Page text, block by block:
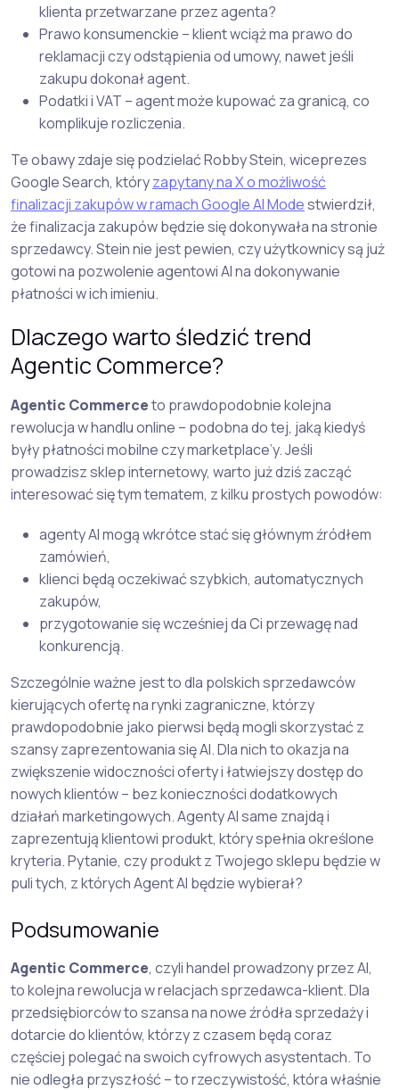
klienta przetwarzane przez agenta?
Prawo konsumenckie – klient wciąż ma prawo do
reklamacji czy odstąpienia od umowy, nawet jeśli
zakupu dokonał agent.
Podatki i VAT – agent może kupować za granicą, co
komplikuje rozliczenia.
Te obawy zdaje się podzielać Robby Stein, wiceprezes
Google Search, któryzapytany na X o możliwość
finalizacji zakupów w ramach Google AI Modestwierdził,
że finalizacja zakupów będzie się dokonywała na stronie
sprzedawcy. Stein nie jest pewien, czy użytkownicy są już
gotowi na pozwolenie agentowi AI na dokonywanie
płatności w ich imieniu.
Dlaczego warto śledzić trend
Agentic Commerce?
Agentic Commerceto prawdopodobnie kolejna
rewolucja w handlu online – podobna do tej, jaką kiedyś
były płatności mobilne czy marketplace’y. Jeśli
prowadzisz sklep internetowy, warto już dziś zacząć
interesować się tym tematem, z kilku prostych powodów:
agenty AI mogą wkrótce stać się głównym źródłem
zamówień,
klienci będą oczekiwać szybkich, automatycznych
zakupów,
przygotowanie się wcześniej da Ci przewagę nad
konkurencją.
Szczególnie ważne jest to dla polskich sprzedawców
kierujących ofertę na rynki zagraniczne, którzy
prawdopodobnie jako pierwsi będą mogli skorzystać z
szansy zaprezentowania się AI. Dla nich to okazja na
zwiększenie widoczności oferty i łatwiejszy dostęp do
nowych klientów – bez konieczności dodatkowych
działań marketingowych. Agenty AI same znajdą i
zaprezentują klientowi produkt, który spełnia określone
kryteria. Pytanie, czy produkt z Twojego sklepu będzie w
puli tych, z których Agent AI będzie wybierał?
Podsumowanie
Agentic Commerce, czyli handel prowadzony przez AI,
to kolejna rewolucja w relacjach sprzedawca-klient. Dla
przedsiębiorców to szansa na nowe źródła sprzedaży i
dotarcie do klientów, którzy z czasem będą coraz
częściej polegać na swoich cyfrowych asystentach. To
nie odległa przyszłość – to rzeczywistość, która właśnie